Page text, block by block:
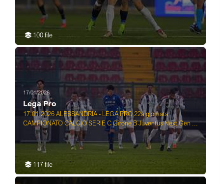
100 file
17/01/2026
Lega Pro
17.01.2026 ALESSANDRIA - LEGA PRO 22a giornata
CAMPIONATO CALCIO SERIE C Girone B Juventus Next Gen ...
117 file